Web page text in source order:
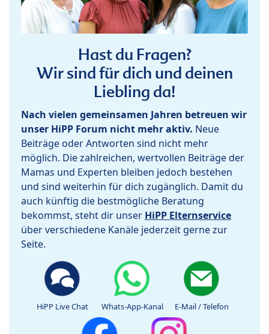
Hast du Fragen?
Wir sind für dich und deinen
Liebling da!
Nach vielen gemeinsamen Jahren betreuen wir
unser HiPP Forum nicht mehr aktiv. Neue
Beiträge oder Antworten sind nicht mehr
möglich. Die zahlreichen, wertvollen Beiträge der
Mamas und Experten bleiben jedoch bestehen
und sind weiterhin für dich zugänglich. Damit du
auch künftig die bestmögliche Beratung
bekommst, steht dir unser HiPP Elternservice
über verschiedene Kanäle jederzeit gerne zur
Seite.
HiPP Live Chat Whats-App-Kanal E-Mail / Telefon